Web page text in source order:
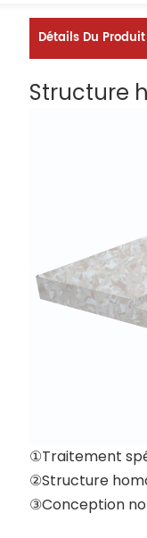
Détails Du Produit
Structure
①Traitement
②Structure
③Conception